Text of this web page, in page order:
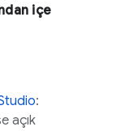
içe
:
açık